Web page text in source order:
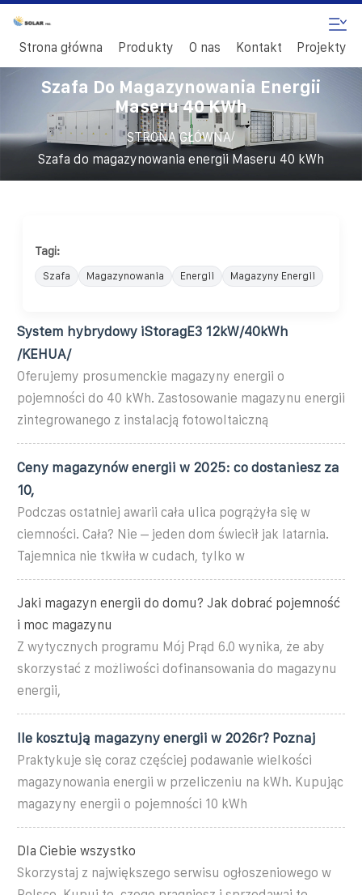
Strona główna Produkty O nas Kontakt Projekty
Szafa Do Magazynowania Energii
Maseru 40 KWh
STRONA GŁÓWNA/
Szafa do magazynowania energii Maseru 40 kWh
Tagi:
Szafa Magazynowania Energii Magazyny Energii
System hybrydowy iStoragE3 12kW/40kWh
/KEHUA/
Oferujemy prosumenckie magazyny energii o
pojemności do 40 kWh. Zastosowanie magazynu energii
zintegrowanego z instalacją fotowoltaiczną
Ceny magazynów energii w 2025: co dostaniesz za
10,
Podczas ostatniej awarii cała ulica pogrążyła się w
ciemności. Cała? Nie – jeden dom świecił jak latarnia.
Tajemnica nie tkwiła w cudach, tylko w
Jaki magazyn energii do domu? Jak dobrać pojemność
i moc magazynu
Z wytycznych programu Mój Prąd 6.0 wynika, że aby
skorzystać z możliwości dofinansowania do magazynu
energii,
Ile kosztują magazyny energii w 2026r? Poznaj
Praktykuje się coraz częściej podawanie wielkości
magazynowania energii w przeliczeniu na kWh. Kupując
magazyny energii o pojemności 10 kWh
Dla Ciebie wszystko
Skorzystaj z największego serwisu ogłoszeniowego w